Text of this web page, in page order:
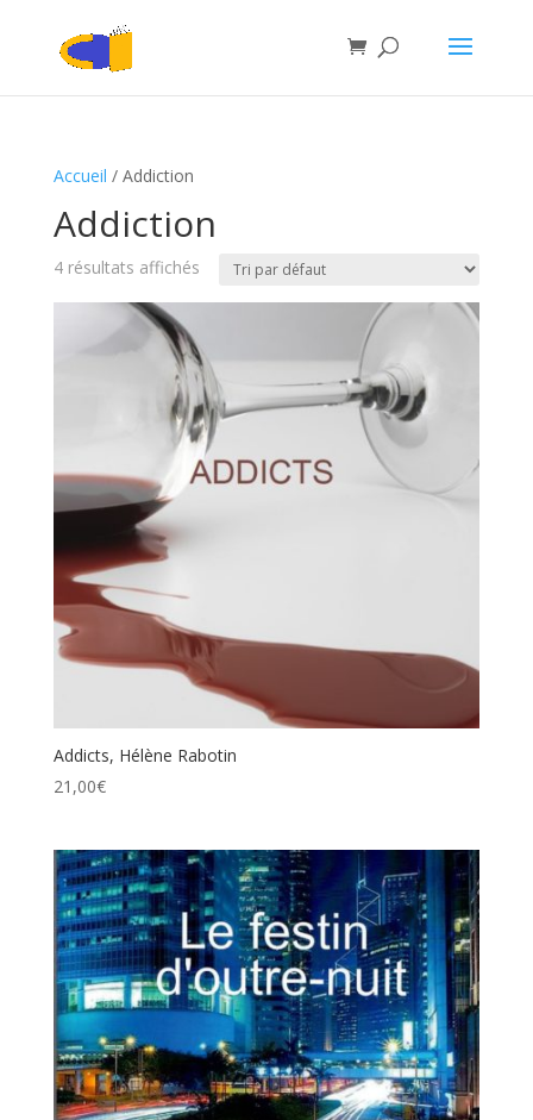
Accueil / Addiction
Addiction
4 résultats affichés
Addicts, Hélène Rabotin
21,00€